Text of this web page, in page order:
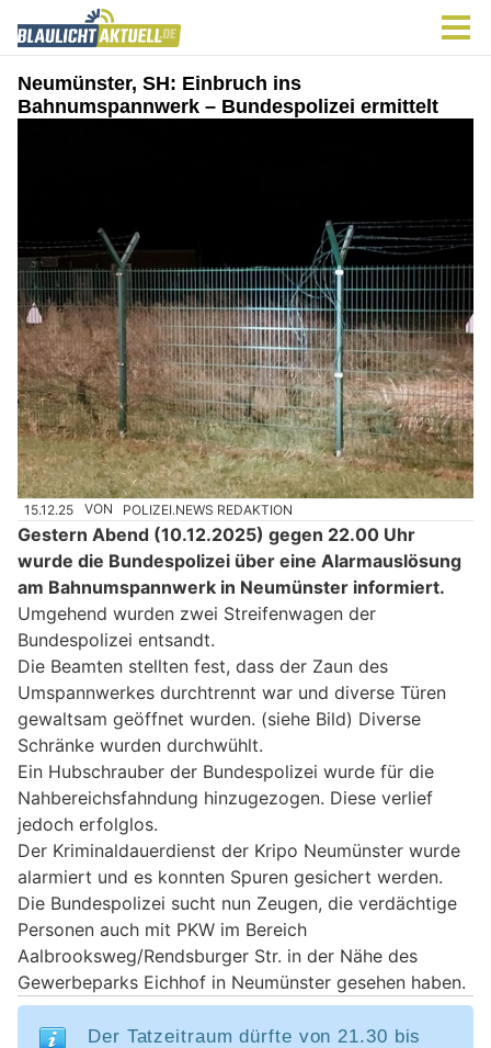
Neumünster, SH: Einbruch ins
Bahnumspannwerk – Bundespolizei ermittelt
15.12.25 VON POLIZEI.NEWS REDAKTION
Gestern Abend (10.12.2025) gegen 22.00 Uhr
wurde die Bundespolizei über eine Alarmauslösung
am Bahnumspannwerk in Neumünster informiert.
Umgehend wurden zwei Streifenwagen der
Bundespolizei entsandt.
Die Beamten stellten fest, dass der Zaun des
Umspannwerkes durchtrennt war und diverse Türen
gewaltsam geöffnet wurden. (siehe Bild) Diverse
Schränke wurden durchwühlt.
Ein Hubschrauber der Bundespolizei wurde für die
Nahbereichsfahndung hinzugezogen. Diese verlief
jedoch erfolglos.
Der Kriminaldauerdienst der Kripo Neumünster wurde
alarmiert und es konnten Spuren gesichert werden.
Die Bundespolizei sucht nun Zeugen, die verdächtige
Personen auch mit PKW im Bereich
Aalbrooksweg/Rendsburger Str. in der Nähe des
Gewerbeparks Eichhof in Neumünster gesehen haben.
Der Tatzeitraum dürfte von 21.30 bis